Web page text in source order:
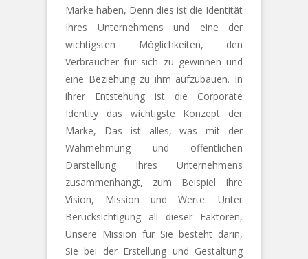
Marke haben, Denn dies ist die Identität
Ihres Unternehmens und eine der
wichtigsten Möglichkeiten, den
Verbraucher für sich zu gewinnen und
eine Beziehung zu ihm aufzubauen. In
ihrer Entstehung ist die Corporate
Identity das wichtigste Konzept der
Marke, Das ist alles, was mit der
Wahrnehmung und öffentlichen
Darstellung Ihres Unternehmens
zusammenhängt, zum Beispiel Ihre
Vision, Mission und Werte. Unter
Berücksichtigung all dieser Faktoren,
Unsere Mission für Sie besteht darin,
Sie bei der Erstellung und Gestaltung